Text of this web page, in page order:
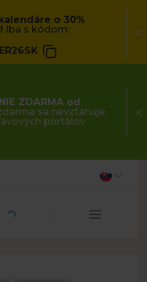
o 30%
Iba s kódom:
ZDARMA od
sa nevzťahuje
portálov.